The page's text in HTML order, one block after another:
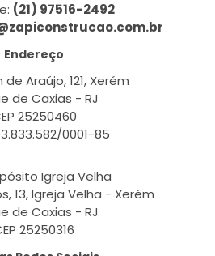
(21) 97516-2492
Endereço
de Araújo, 121, Xerém
de Caxias - RJ
25250460
0001-85
Igreja Velha
13, Igreja Velha - Xerém
de Caxias - RJ
25250316